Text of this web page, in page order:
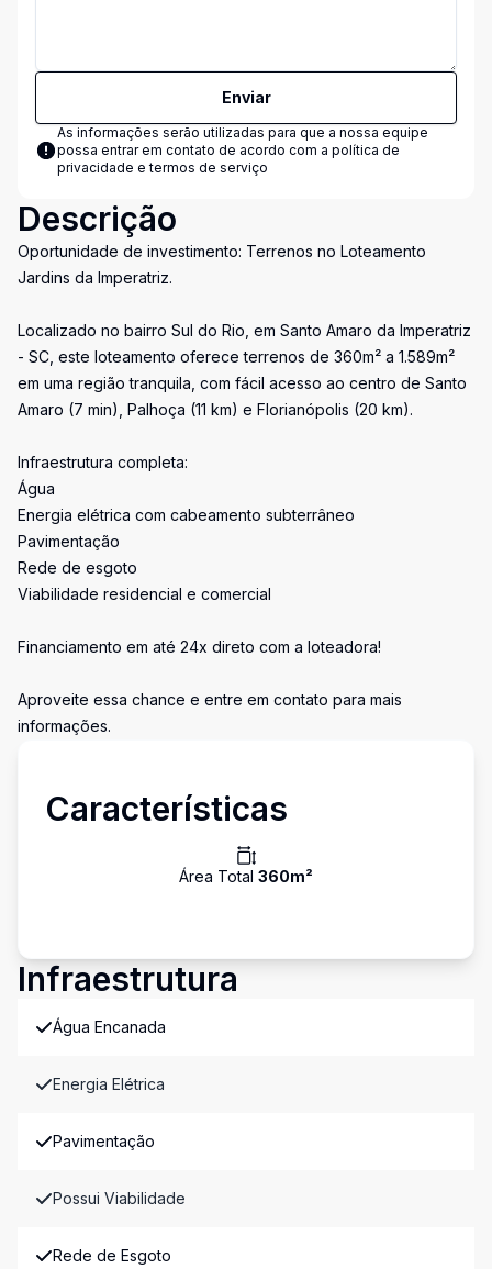
Enviar
As informações serão utilizadas para que a nossa equipe
possa entrar em contato de acordo com a política de
privacidade e termos de serviço
Descrição
Oportunidade de investimento: Terrenos no Loteamento
Jardins da Imperatriz.
Localizado no bairro Sul do Rio, em Santo Amaro da Imperatriz
- SC, este loteamento oferece terrenos de 360m² a 1.589m²
em uma região tranquila, com fácil acesso ao centro de Santo
Amaro (7 min), Palhoça (11 km) e Florianópolis (20 km).
Infraestrutura completa:
Água
Energia elétrica com cabeamento subterrâneo
Pavimentação
Rede de esgoto
Viabilidade residencial e comercial
Financiamento em até 24x direto com a loteadora!
Aproveite essa chance e entre em contato para mais
informações.
Características
Área Total 360m²
Infraestrutura
Água Encanada
Energia Elétrica
Pavimentação
Possui Viabilidade
Rede de Esgoto